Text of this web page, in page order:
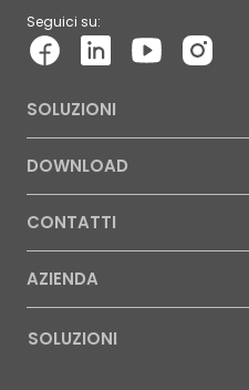
Seguici su:
SOLUZIONI
DOWNLOAD
CONTATTI
AZIENDA
SOLUZIONI